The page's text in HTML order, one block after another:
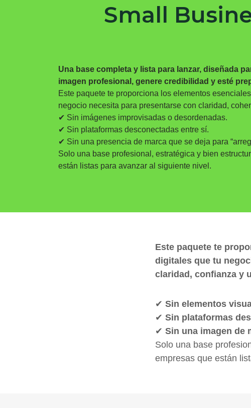
Small
Una base completa y lista para lanzar, diseñada
imagen profesional, genere credibilidad y esté
Este paquete te proporciona los elementos
negocio necesita para presentarse con claridad,
✔ Sin imágenes improvisadas o desordenadas.
✔ Sin plataformas desconectadas entre sí.
✔ Sin una presencia de marca que se deja para
Solo una base profesional, estratégica y bien
están listas para avanzar al siguiente nivel.
Este paquete te
digitales que tu
claridad, confianza y
✔Sin elementos
✔Sin plataformas
✔Sin una imagen de
Solo una base
empresas que están